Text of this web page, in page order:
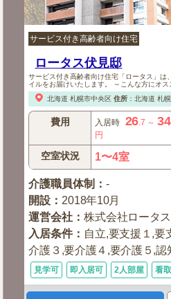
サービス付き高齢者向け住宅
ロータス伏見邸
サービス付き高齢者向け住宅「ロータス」は
イルをお届けいたします。 ～こんな方にオ
北海道 札幌市中央区 住所： 北海道 札
費用 入居時 26.7 ～ 34
円
空室状況 1〜4室
介護職員体制 ：-
開設 ：2018年10月
運営会社 ：株式会社ロータス
入居条件： 自立,要支援１,要
介護３,要介護４,要介護５,認
見学可 即入居可 2人部屋 看